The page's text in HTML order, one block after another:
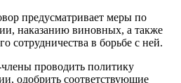
предусматривает меры по
наказанию виновных, а также
сотрудничества в борьбе с ней.
проводить политику
одобрить соответствующие